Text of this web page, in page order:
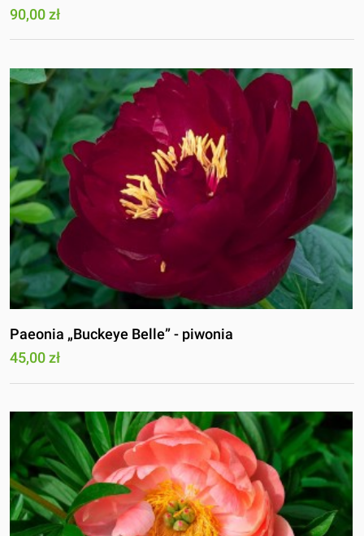
90,00 zł
Paeonia „Buckeye Belle” - piwonia
45,00 zł